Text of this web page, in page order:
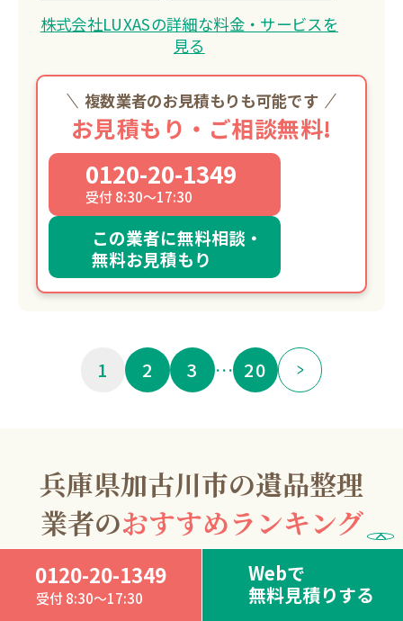
0120-20-1349
受付 8:30～17:30
Webで
無料見積りする
株式会社LUXASの詳細な料金・サービスを
見る
複数業者のお見積もりも可能です
お見積もり・ご相談無料!
0120-20-1349
受付 8:30～17:30
この業者に無料相談・
無料お見積もり
1 2 3 … 20
兵庫県加古川市の遺品整理
業者のおすすめランキング
片付けガリバー